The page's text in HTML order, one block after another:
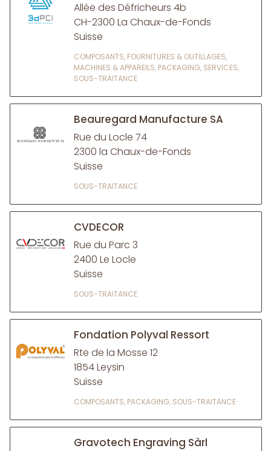
Allée des Défricheurs 4b
CH-2300 La Chaux-de-Fonds
Suisse
COMPOSANTS, FOURNITURES & OUTILLAGES,
MACHINES & APPAREILS, PACKAGING, SERVICES,
SOUS-TRAITANCE
Beauregard Manufacture SA
Rue du Locle 74
2300 la Chaux-de-Fonds
Suisse
SOUS-TRAITANCE
CVDECOR
Rue du Parc 3
2400 Le Locle
Suisse
SOUS-TRAITANCE
Fondation Polyval Ressort
Rte de la Mosse 12
1854 Leysin
Suisse
COMPOSANTS, PACKAGING, SOUS-TRAITANCE
Gravotech Engraving Sàrl